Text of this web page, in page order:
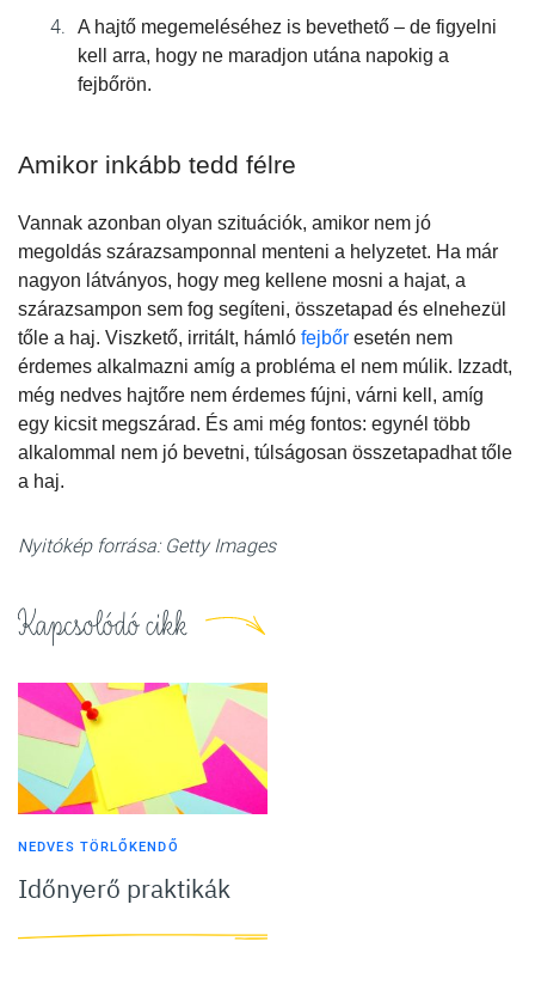
A hajtő megemeléséhez is bevethető – de figyelni
kell arra, hogy ne maradjon utána napokig a
fejbőrön.
Amikor inkább tedd félre
Vannak azonban olyan szituációk, amikor nem jó
megoldás szárazsamponnal menteni a helyzetet. Ha már
nagyon látványos, hogy meg kellene mosni a hajat, a
szárazsampon sem fog segíteni, összetapad és elnehezül
tőle a haj. Viszkető, irritált, hámló fejbőr esetén nem
érdemes alkalmazni amíg a probléma el nem múlik. Izzadt,
még nedves hajtőre nem érdemes fújni, várni kell, amíg
egy kicsit megszárad. És ami még fontos: egynél több
alkalommal nem jó bevetni, túlságosan összetapadhat tőle
a haj.
Nyitókép forrása: Getty Images
Kapcsolódó cikk
NEDVES TÖRLŐKENDŐ
Időnyerő praktikák